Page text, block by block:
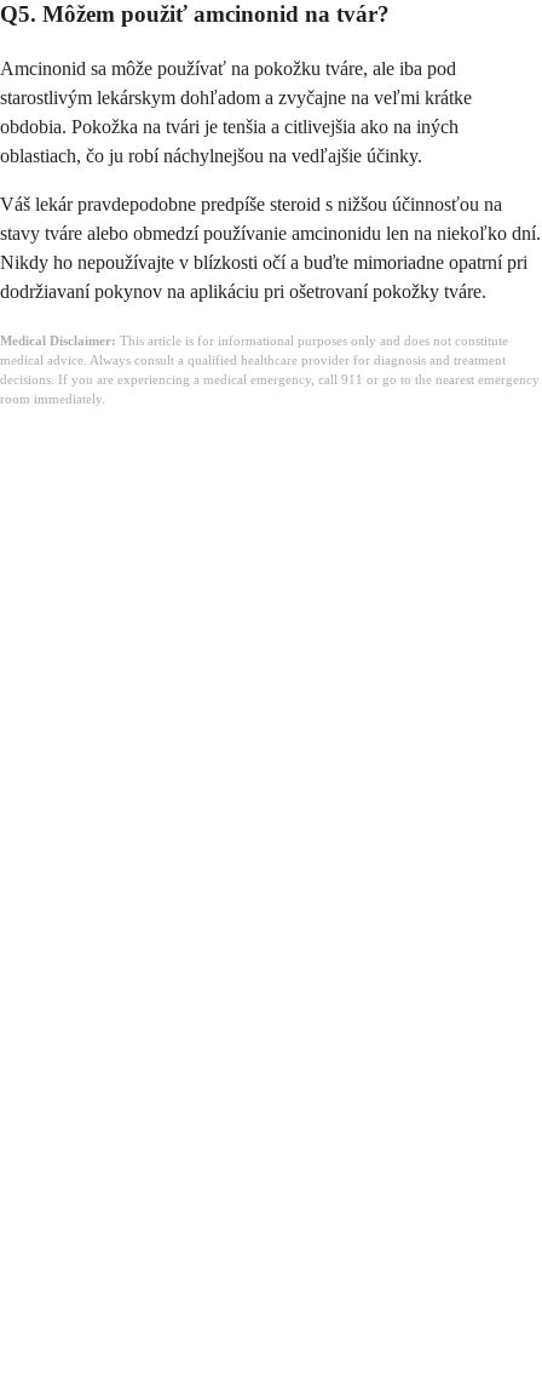
Q5. Môžem použiť amcinonid na tvár?
Amcinonid sa môže používať na pokožku tváre, ale iba pod
starostlivým lekárskym dohľadom a zvyčajne na veľmi krátke
obdobia. Pokožka na tvári je tenšia a citlivejšia ako na iných
oblastiach, čo ju robí náchylnejšou na vedľajšie účinky.
Váš lekár pravdepodobne predpíše steroid s nižšou účinnosťou na
stavy tváre alebo obmedzí používanie amcinonidu len na niekoľko dní.
Nikdy ho nepoužívajte v blízkosti očí a buďte mimoriadne opatrní pri
dodržiavaní pokynov na aplikáciu pri ošetrovaní pokožky tváre.
Medical Disclaimer: This article is for informational purposes only and does not constitute
medical advice. Always consult a qualified healthcare provider for diagnosis and treatment
decisions. If you are experiencing a medical emergency, call 911 or go to the nearest emergency
room immediately.